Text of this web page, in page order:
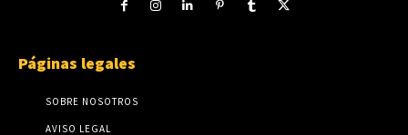
Páginas legales
SOBRE NOSOTROS
AVISO LEGAL